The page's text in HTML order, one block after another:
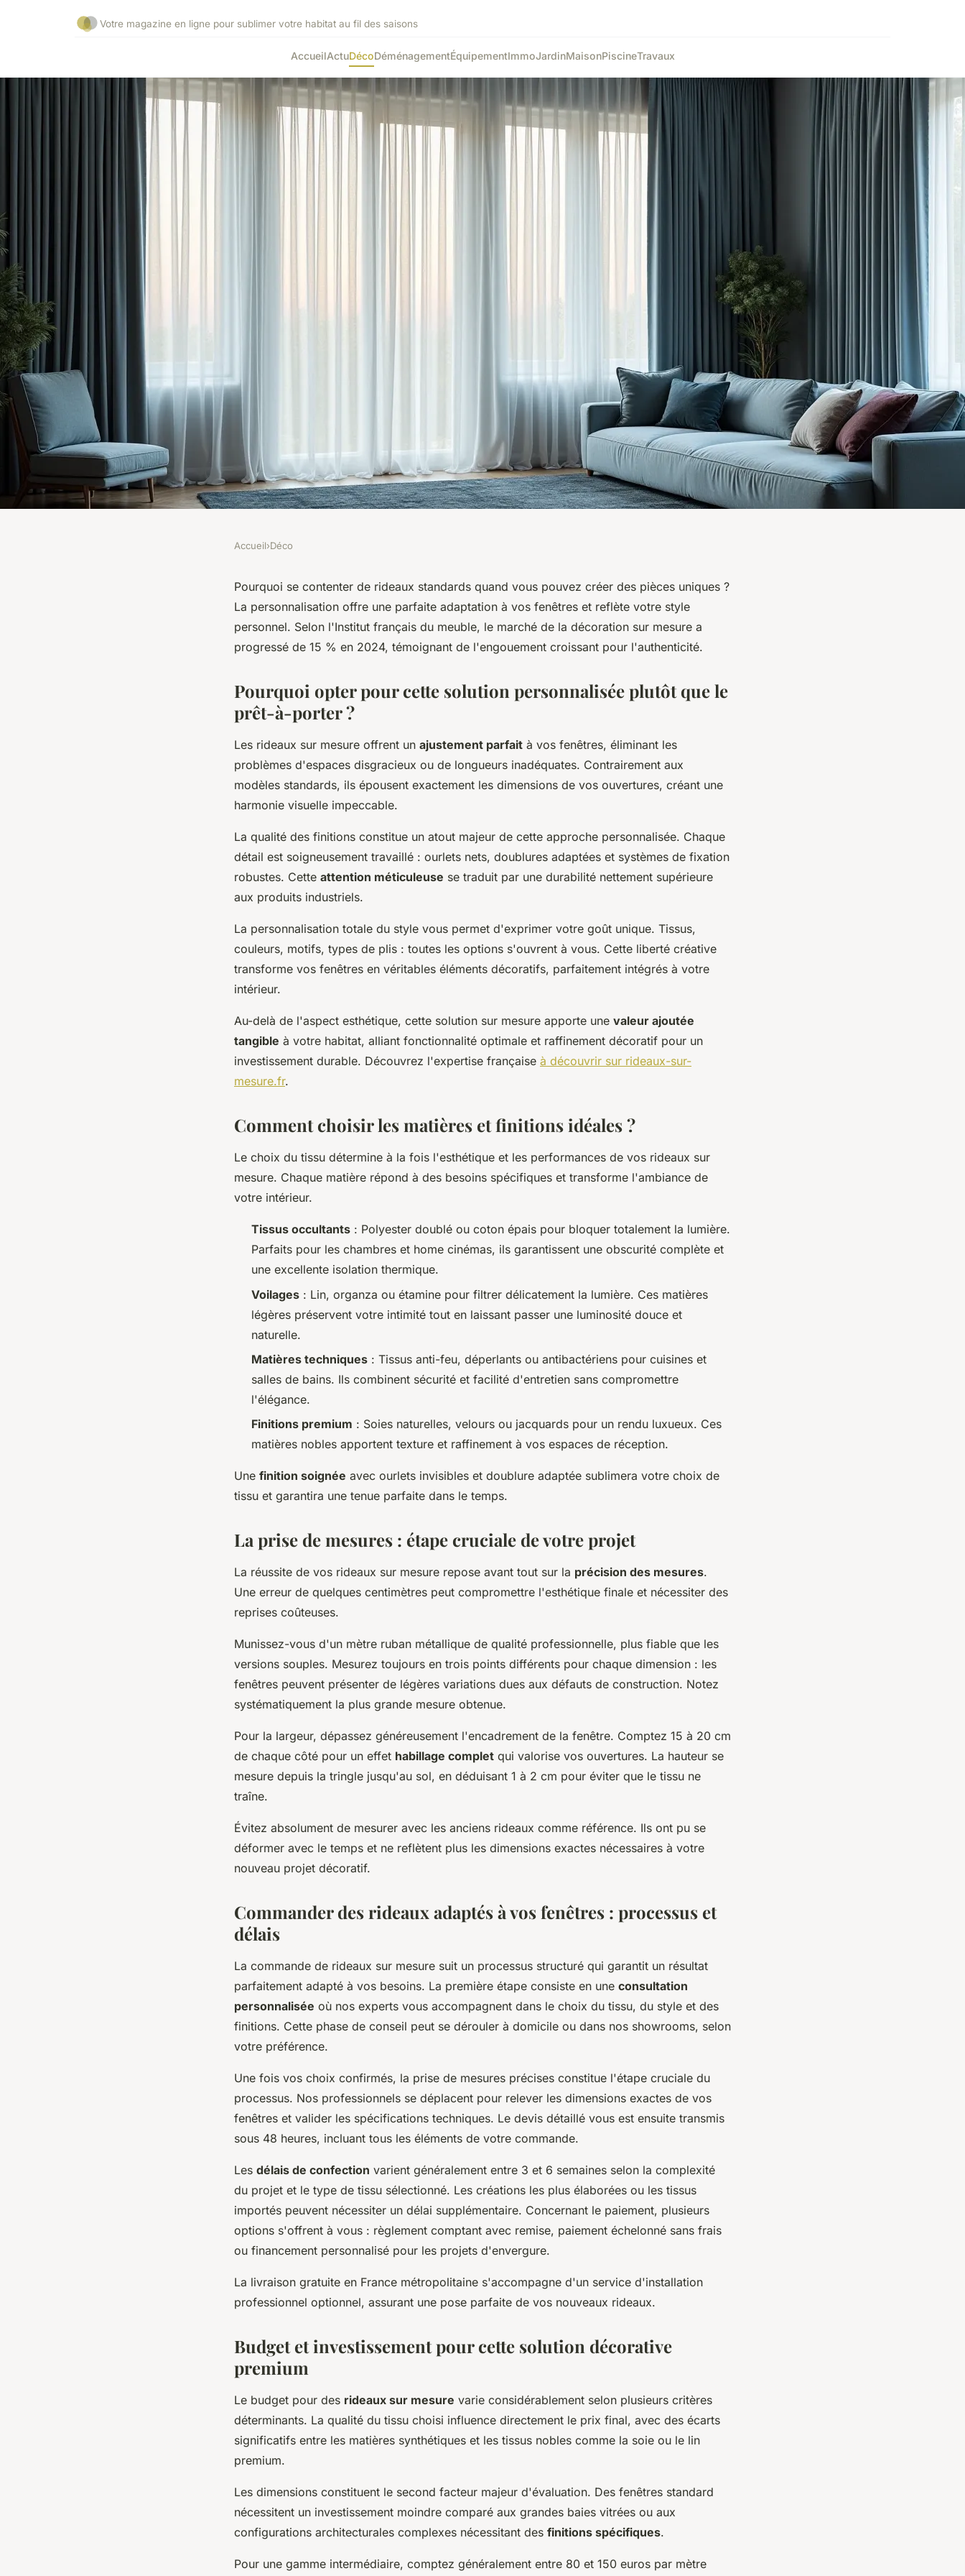
Votre magazine en ligne pour sublimer votre habitat au fil des saisons
AccueilActuDécoDéménagementÉquipementImmoJardinMaisonPiscineTravaux
Rideaux sur mesure : embellissez votre
intérieur avec finesse
Accueil›Déco
Pourquoi se contenter de rideaux standards quand vous pouvez créer des pièces uniques ?
La personnalisation offre une parfaite adaptation à vos fenêtres et reflète votre style
personnel. Selon l'Institut français du meuble, le marché de la décoration sur mesure a
progressé de 15 % en 2024, témoignant de l'engouement croissant pour l'authenticité.
Pourquoi opter pour cette solution personnalisée plutôt que le
prêt-à-porter ?
Les rideaux sur mesure offrent un ajustement parfait à vos fenêtres, éliminant les
problèmes d'espaces disgracieux ou de longueurs inadéquates. Contrairement aux
modèles standards, ils épousent exactement les dimensions de vos ouvertures, créant une
harmonie visuelle impeccable.
La qualité des finitions constitue un atout majeur de cette approche personnalisée. Chaque
détail est soigneusement travaillé : ourlets nets, doublures adaptées et systèmes de fixation
robustes. Cette attention méticuleuse se traduit par une durabilité nettement supérieure
aux produits industriels.
La personnalisation totale du style vous permet d'exprimer votre goût unique. Tissus,
couleurs, motifs, types de plis : toutes les options s'ouvrent à vous. Cette liberté créative
transforme vos fenêtres en véritables éléments décoratifs, parfaitement intégrés à votre
intérieur.
Au-delà de l'aspect esthétique, cette solution sur mesure apporte une valeur ajoutée
tangible à votre habitat, alliant fonctionnalité optimale et raffinement décoratif pour un
investissement durable. Découvrez l'expertise française à découvrir sur rideaux-sur-
mesure.fr.
Comment choisir les matières et finitions idéales ?
Le choix du tissu détermine à la fois l'esthétique et les performances de vos rideaux sur
mesure. Chaque matière répond à des besoins spécifiques et transforme l'ambiance de
votre intérieur.
Tissus occultants : Polyester doublé ou coton épais pour bloquer totalement la lumière.
Parfaits pour les chambres et home cinémas, ils garantissent une obscurité complète et
une excellente isolation thermique.
Voilages : Lin, organza ou étamine pour filtrer délicatement la lumière. Ces matières
légères préservent votre intimité tout en laissant passer une luminosité douce et
naturelle.
Matières techniques : Tissus anti-feu, déperlants ou antibactériens pour cuisines et
salles de bains. Ils combinent sécurité et facilité d'entretien sans compromettre
l'élégance.
Finitions premium : Soies naturelles, velours ou jacquards pour un rendu luxueux. Ces
matières nobles apportent texture et raffinement à vos espaces de réception.
Une finition soignée avec ourlets invisibles et doublure adaptée sublimera votre choix de
tissu et garantira une tenue parfaite dans le temps.
La prise de mesures : étape cruciale de votre projet
La réussite de vos rideaux sur mesure repose avant tout sur la précision des mesures.
Une erreur de quelques centimètres peut compromettre l'esthétique finale et nécessiter des
reprises coûteuses.
Munissez-vous d'un mètre ruban métallique de qualité professionnelle, plus fiable que les
versions souples. Mesurez toujours en trois points différents pour chaque dimension : les
fenêtres peuvent présenter de légères variations dues aux défauts de construction. Notez
systématiquement la plus grande mesure obtenue.
Pour la largeur, dépassez généreusement l'encadrement de la fenêtre. Comptez 15 à 20 cm
de chaque côté pour un effet habillage complet qui valorise vos ouvertures. La hauteur se
mesure depuis la tringle jusqu'au sol, en déduisant 1 à 2 cm pour éviter que le tissu ne
traîne.
Évitez absolument de mesurer avec les anciens rideaux comme référence. Ils ont pu se
déformer avec le temps et ne reflètent plus les dimensions exactes nécessaires à votre
nouveau projet décoratif.
Commander des rideaux adaptés à vos fenêtres : processus et
délais
La commande de rideaux sur mesure suit un processus structuré qui garantit un résultat
parfaitement adapté à vos besoins. La première étape consiste en une consultation
personnalisée où nos experts vous accompagnent dans le choix du tissu, du style et des
finitions. Cette phase de conseil peut se dérouler à domicile ou dans nos showrooms, selon
votre préférence.
Une fois vos choix confirmés, la prise de mesures précises constitue l'étape cruciale du
processus. Nos professionnels se déplacent pour relever les dimensions exactes de vos
fenêtres et valider les spécifications techniques. Le devis détaillé vous est ensuite transmis
sous 48 heures, incluant tous les éléments de votre commande.
Les délais de confection varient généralement entre 3 et 6 semaines selon la complexité
du projet et le type de tissu sélectionné. Les créations les plus élaborées ou les tissus
importés peuvent nécessiter un délai supplémentaire. Concernant le paiement, plusieurs
options s'offrent à vous : règlement comptant avec remise, paiement échelonné sans frais
ou financement personnalisé pour les projets d'envergure.
La livraison gratuite en France métropolitaine s'accompagne d'un service d'installation
professionnel optionnel, assurant une pose parfaite de vos nouveaux rideaux.
Budget et investissement pour cette solution décorative
premium
Le budget pour des rideaux sur mesure varie considérablement selon plusieurs critères
déterminants. La qualité du tissu choisi influence directement le prix final, avec des écarts
significatifs entre les matières synthétiques et les tissus nobles comme la soie ou le lin
premium.
Les dimensions constituent le second facteur majeur d'évaluation. Des fenêtres standard
nécessitent un investissement moindre comparé aux grandes baies vitrées ou aux
configurations architecturales complexes nécessitant des finitions spécifiques.
Pour une gamme intermédiaire, comptez généralement entre 80 et 150 euros par mètre